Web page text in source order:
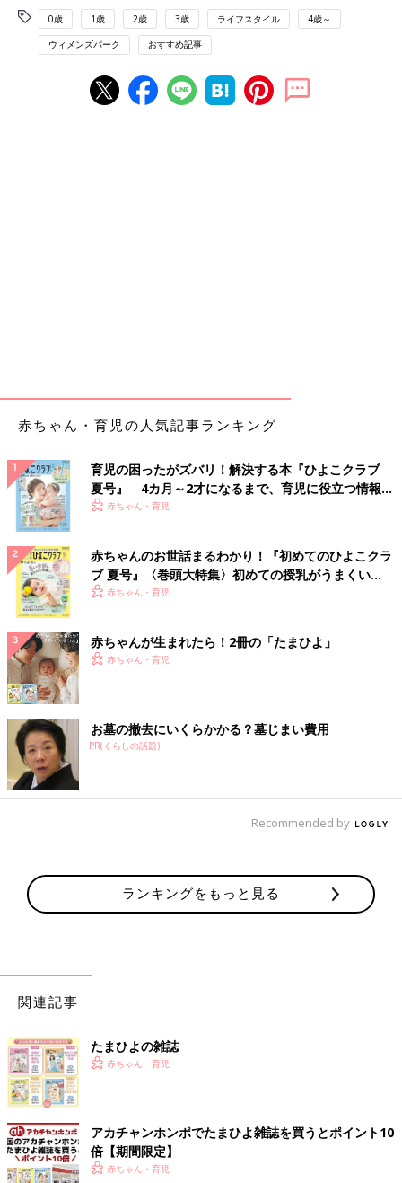
ドキッとしながらも『方向違うじゃん』と、言ったら『同じ方向
ならいいの？』と。
これ、小５の体験です。小学生の会話じゃないですよね（笑）
今は小学生カップルって普通だけど、30年前は珍しい時代。キザ
な男の子だったなぁ。今、なにしてるだろ」
お互い子どもを連れていたので、視線をばっちり合わせたまま何
もせず通り過ぎる……瞬間、彼がにこっと微笑みました。
れいだね』というメール。
もう頭真っ白で、やばいやばいとメールは削除しました。
その後、なーんにも無し。メールは思い出として残しておけば良
かったかなぁ」
そしてこんなな体験談も届きました。
「大学の時、付き合いたての彼のサッカーの試合を見に行きまし
た。
そこで未練たっぷりの元カノ登場。新しい彼女の存在を知らなか
ったらしく、取り乱したので、彼が冷静にさせるために車の中へ
連れて行ったのですが。
元カノ、手首切りました……。救急車呼んだり、大騒ぎになりま
した」
最後はちょっと胸キュンとは違いましたが、爽やかに過ぎ去った
恋話に若かりし頃の自分を重ねる、たくさんの体験談が集まりま
文／和兎 尊美
抜粋したものです。
「捜査会議」「美男美女しかいない職
暮と思いつつ、経験者のママたちの声が届きま
した。
0歳 1歳 2歳 3歳 ライフスタイル 4歳～
ウィメンズパーク おすすめ記事
赤ちゃん・育児の人気記事ランキング
育児の困ったがズバリ！解決する本『ひよこクラブ
夏号』 4カ月～2才になるまで、育児に役立つ情報が
いっぱい！
赤ちゃん・育児
赤ちゃんのお世話まるわかり！『初めてのひよこクラ
ブ 夏号』〈巻頭大特集〉初めての授乳がうまくい
く！ おっぱい・ミルクの基本と夏のトラブル 解決テ
赤ちゃん・育児
赤ちゃんが生まれたら！2冊の「たまひよ」
赤ちゃん・育児
お墓の撤去にいくらかかる？墓じまい費用
PR(くらしの話題)
Recommended by
ランキングをもっと見る
関連記事
たまひよの雑誌
赤ちゃん・育児
アカチャンホンポでたまひよ雑誌を買うとポイント10
倍【期間限定】
赤ちゃん・育児